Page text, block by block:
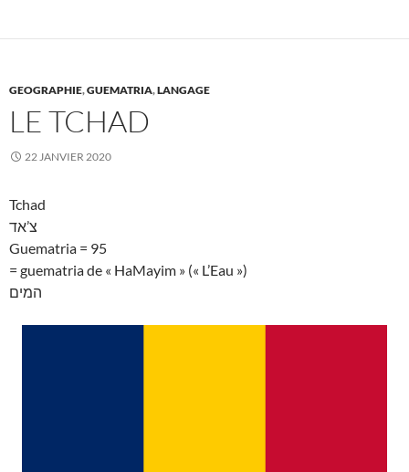
GEOGRAPHIE,GUEMATRIA,LANGAGE
LE TCHAD
22 JANVIER 2020
Tchad
צ’אד
Guematria = 95
= guematria de « HaMayim » (« L’Eau »)
המים